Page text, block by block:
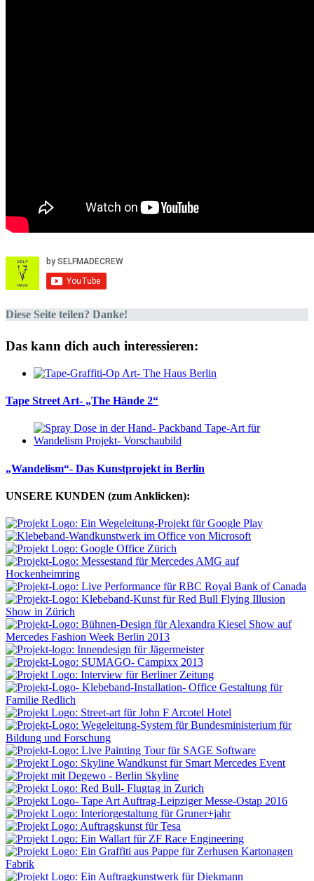
Diese Seite teilen? Danke!
Das kann dich auch interessieren:
Tape Street Art- „The Hände 2“
„Wandelism“- Das Kunstprojekt in Berlin
UNSERE KUNDEN (zum Anklicken):